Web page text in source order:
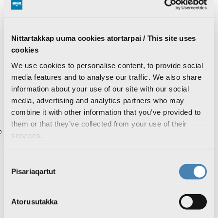
Nittartakkap uuma cookies atortarpai / This site uses
cookies
We use cookies to personalise content, to provide social
media features and to analyse our traffic. We also share
information about your use of our site with our social
media, advertising and analytics partners who may
combine it with other information that you’ve provided to
them or that they’ve collected from your use of their
services.
Selection
Pisariaqartut
Atorusutakka
Pituffik / Pituffik Space Base
2.6 m/s
Sermersuaq / Summit Camp
-14
Kalaallisut
Dansk
Ledige stillinger
KNR Reklame
Søg